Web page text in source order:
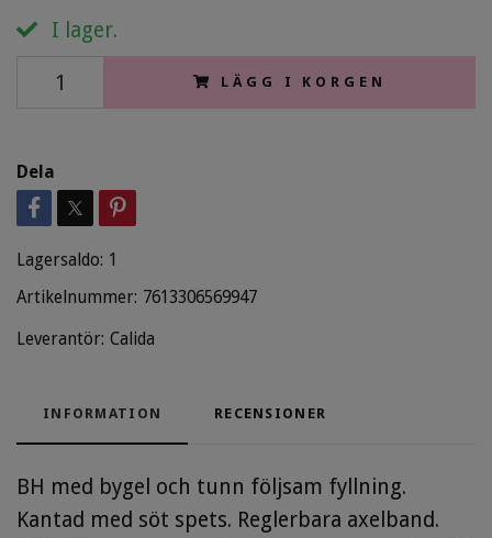
I lager.
LÄGG I KORGEN
Dela
Lagersaldo: 1
Artikelnummer: 7613306569947
Leverantör: Calida
INFORMATION RECENSIONER
BH med bygel och tunn följsam fyllning.
Kantad med söt spets. Reglerbara axelband.